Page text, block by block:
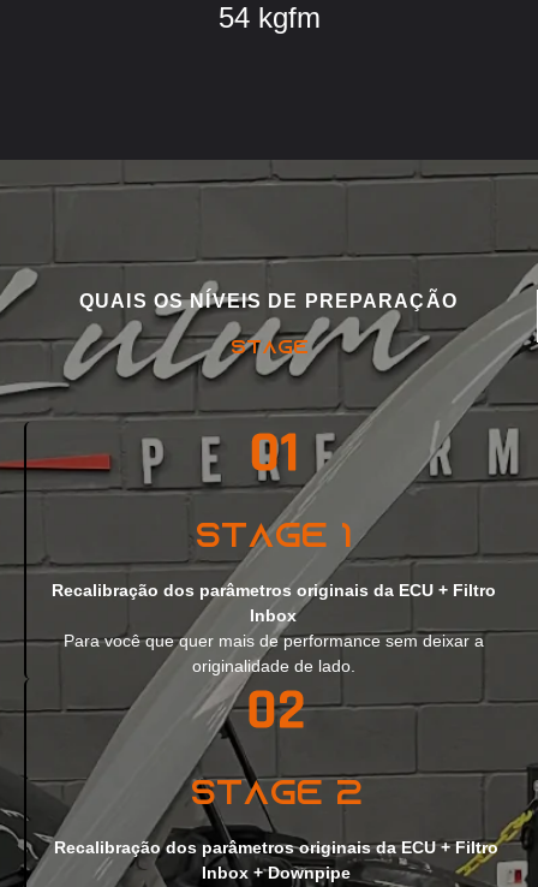
54 kgfm
QUAIS OS NÍVEIS DE PREPARAÇÃO
STAGE
Stage 1
Recalibração dos parâmetros originais da ECU + Filtro
Inbox
Para você que quer mais de performance sem deixar a
originalidade de lado.
Stage 2
Recalibração dos parâmetros originais da ECU + Filtro
Inbox + Downpipe